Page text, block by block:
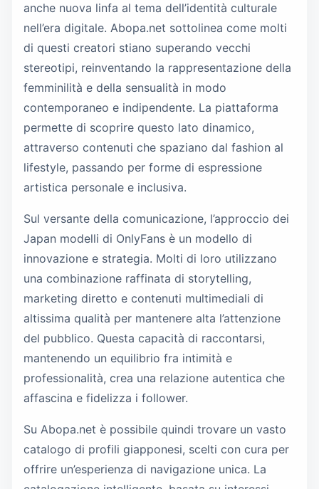
anche nuova linfa al tema dell’identità culturale
nell’era digitale. Abopa.net sottolinea come molti
di questi creatori stiano superando vecchi
stereotipi, reinventando la rappresentazione della
femminilità e della sensualità in modo
contemporaneo e indipendente. La piattaforma
permette di scoprire questo lato dinamico,
attraverso contenuti che spaziano dal fashion al
lifestyle, passando per forme di espressione
artistica personale e inclusiva.
Sul versante della comunicazione, l’approccio dei
Japan modelli di OnlyFans è un modello di
innovazione e strategia. Molti di loro utilizzano
una combinazione raffinata di storytelling,
marketing diretto e contenuti multimediali di
altissima qualità per mantenere alta l’attenzione
del pubblico. Questa capacità di raccontarsi,
mantenendo un equilibrio fra intimità e
professionalità, crea una relazione autentica che
affascina e fidelizza i follower.
Su Abopa.net è possibile quindi trovare un vasto
catalogo di profili giapponesi, scelti con cura per
offrire un’esperienza di navigazione unica. La